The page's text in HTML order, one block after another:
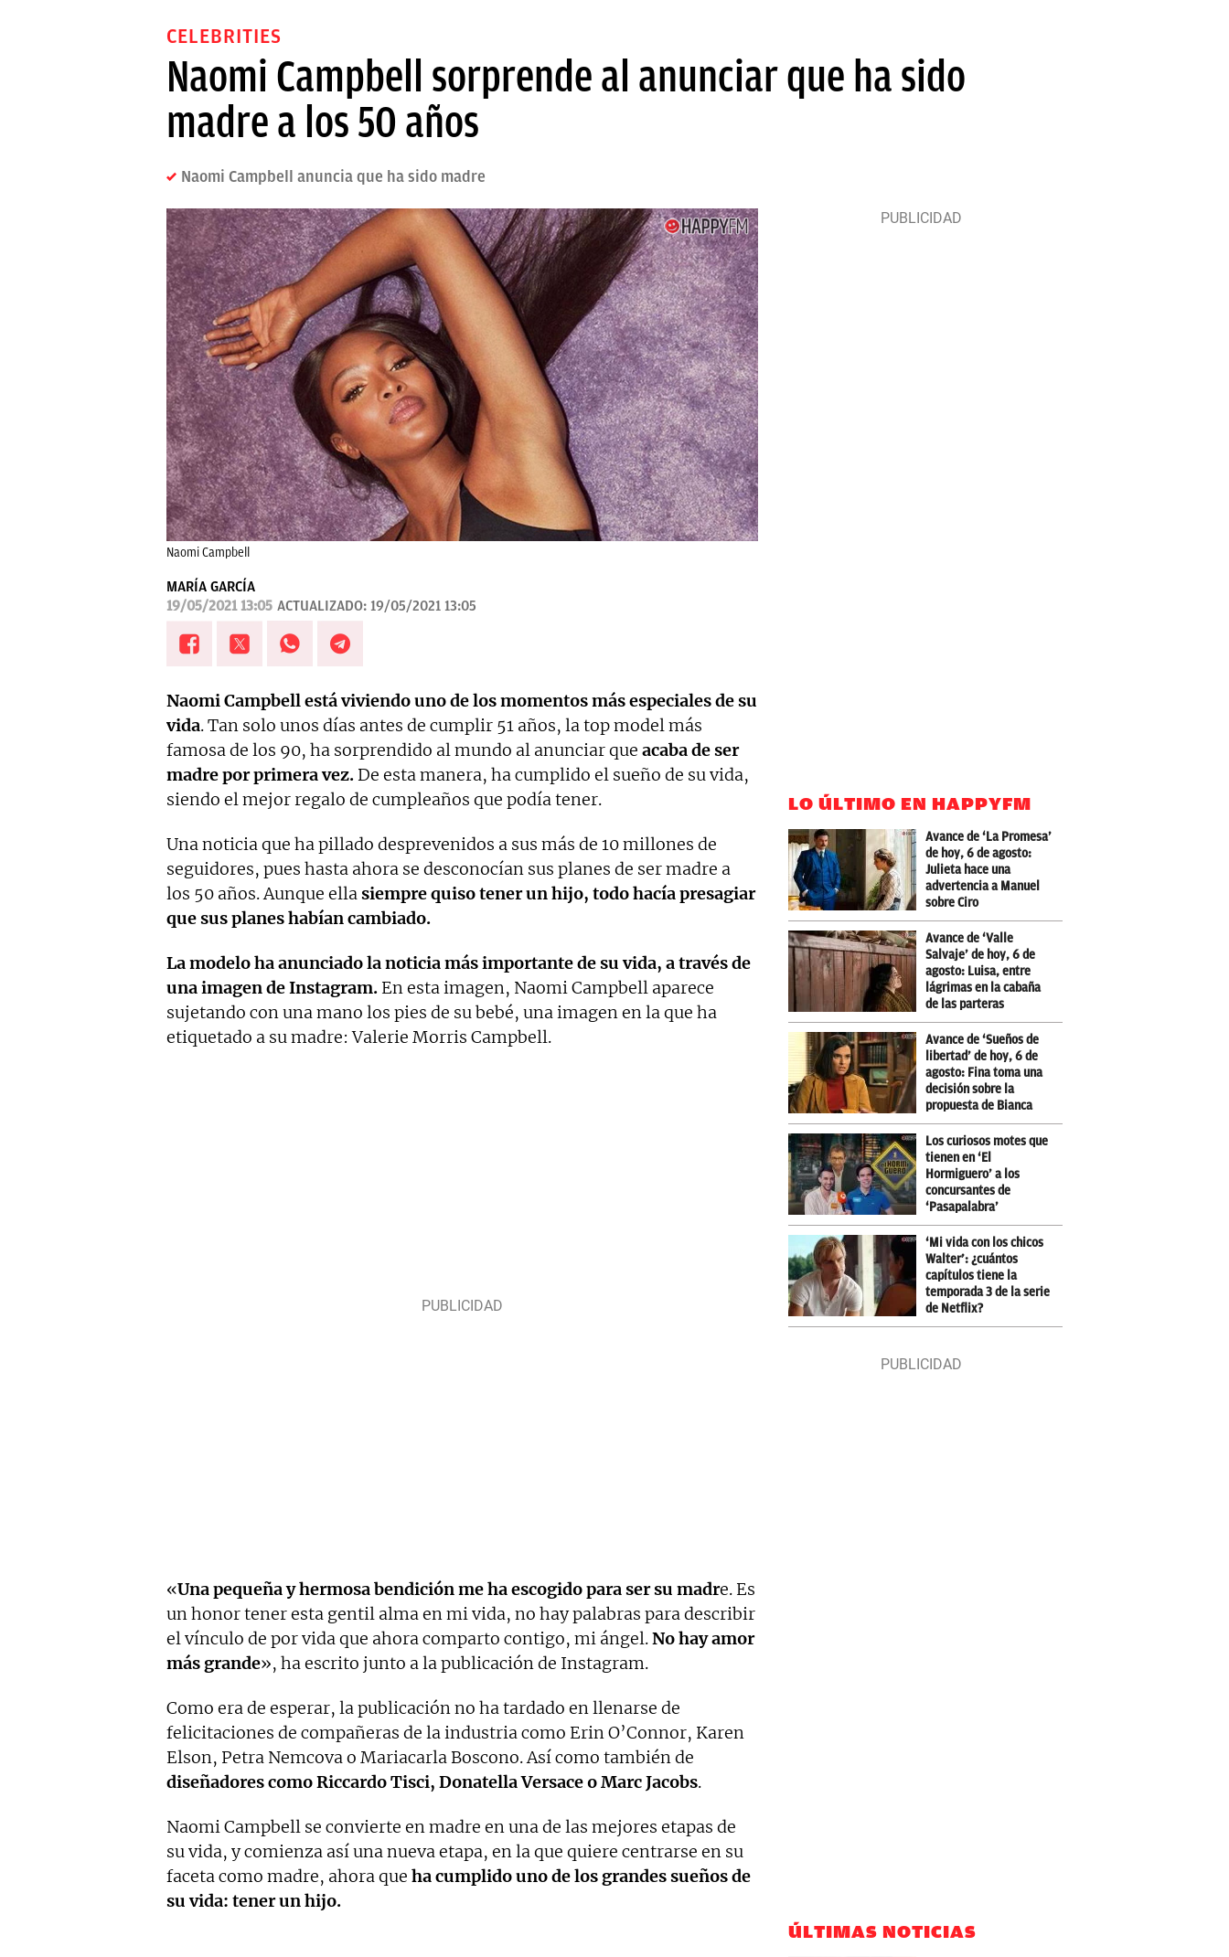
CELEBRITIES
Naomi Campbell sorprende al anunciar que ha sido
madre a los 50 años
Naomi Campbell anuncia que ha sido madre
Naomi Campbell
MARÍA GARCÍA
19/05/2021 13:05 ACTUALIZADO: 19/05/2021 13:05
Naomi Campbell está viviendo uno de los momentos más especiales de su
vida. Tan solo unos días antes de cumplir 51 años, la top model más
famosa de los 90, ha sorprendido al mundo al anunciar que acaba de ser
madre por primera vez. De esta manera, ha cumplido el sueño de su vida,
siendo el mejor regalo de cumpleaños que podía tener.
Una noticia que ha pillado desprevenidos a sus más de 10 millones de
seguidores, pues hasta ahora se desconocían sus planes de ser madre a
los 50 años. Aunque ellasiempre quiso tener un hijo, todo hacía presagiar
que sus planes habían cambiado.
La modelo ha anunciado la noticia más importante de su vida, a través de
una imagen de Instagram. En esta imagen, Naomi Campbell aparece
sujetando con una mano los pies de su bebé, una imagen en la que ha
etiquetado a su madre: Valerie Morris Campbell.
«Una pequeña y hermosa bendición me ha escogido para ser su madre. Es
un honor tener esta gentil alma en mi vida, no hay palabras para describir
el vínculo de por vida que ahora comparto contigo, mi ángel.No hay amor
más grande», ha escrito junto a la publicación de Instagram.
Como era de esperar, la publicación no ha tardado en llenarse de
felicitaciones de compañeras de la industria como Erin O’Connor, Karen
Elson, Petra Nemcova o Mariacarla Boscono. Así como también de
diseñadores como Riccardo Tisci, Donatella Versace o Marc Jacobs.
Naomi Campbell se convierte en madre en una de las mejores etapas de
su vida, y comienza así una nueva etapa, en la que quiere centrarse en su
faceta como madre, ahora que ha cumplido uno de los grandes sueños de
su vida: tener un hijo.
LO ÚLTIMO EN HAPPYFM
Avance de ‘La Promesa’
de hoy, 6 de agosto:
Julieta hace una
advertencia a Manuel
sobre Ciro
Avance de ‘Valle
Salvaje’ de hoy, 6 de
agosto: Luisa, entre
lágrimas en la cabaña
de las parteras
Avance de ‘Sueños de
libertad’ de hoy, 6 de
agosto: Fina toma una
decisión sobre la
propuesta de Bianca
Los curiosos motes que
tienen en ‘El
Hormiguero’ a los
concursantes de
‘Pasapalabra’
‘Mi vida con los chicos
Walter’: ¿cuántos
capítulos tiene la
temporada 3 de la serie
de Netflix?
ÚLTIMAS NOTICIAS